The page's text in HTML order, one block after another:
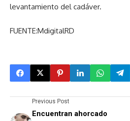
levantamiento del cadáver.
FUENTE:MdigitalRD
Previous Post
Encuentran ahorcado